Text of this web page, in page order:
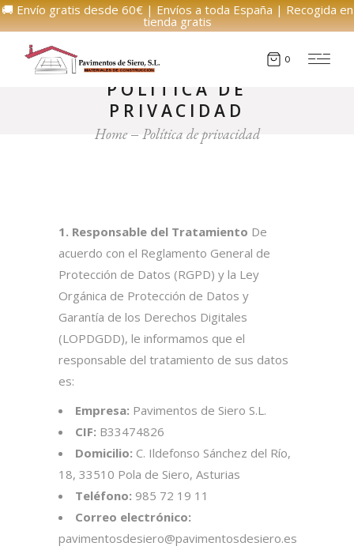
🚚 Envío gratis desde 60€ | Envíos a toda España | Recogida en
tienda gratis
0
POLÍTICA DE
PRIVACIDAD
Home Política de privacidad
1. Responsable del Tratamiento De
acuerdo con el Reglamento General de
Protección de Datos (RGPD) y la Ley
Orgánica de Protección de Datos y
Garantía de los Derechos Digitales
(LOPDGDD), le informamos que el
responsable del tratamiento de sus datos
es:
Empresa: Pavimentos de Siero S.L.
CIF: B33474826
Domicilio: C. Ildefonso Sánchez del Río,
18, 33510 Pola de Siero, Asturias
Teléfono: 985 72 19 11
Correo electrónico:
pavimentosdesiero@pavimentosdesiero.es